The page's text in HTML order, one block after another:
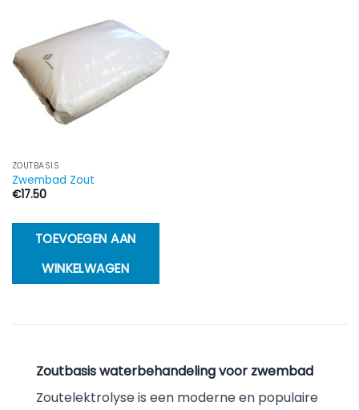
ZOUTBASIS
Zwembad Zout
€17.50
TOEVOEGEN AAN
WINKELWAGEN
Zoutbasis waterbehandeling voor zwembad
Zoutelektrolyse is een moderne en populaire